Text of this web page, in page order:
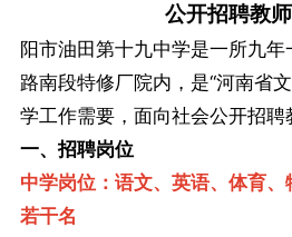
公开招聘教
阳市油田第十九中学是一所九
路南段特修厂院内，是“河南省
学工作需要，面向社会公开招聘
一、招聘岗位
中学岗位：语文、英语、体育
若干名